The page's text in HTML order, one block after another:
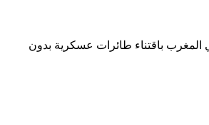
المغرب باقتناء طائرات عسكرية بدون